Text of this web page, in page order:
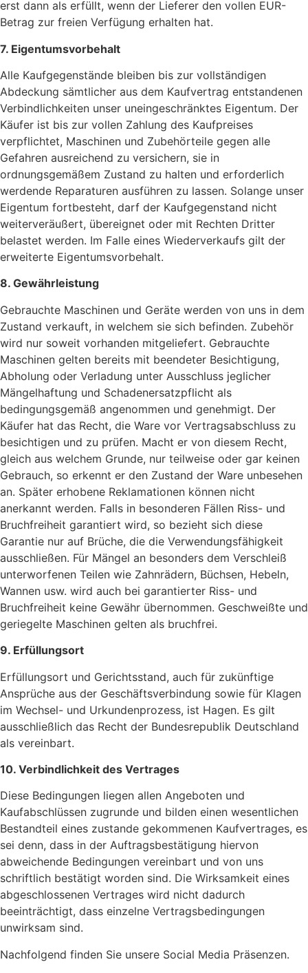
erst dann als erfüllt, wenn der Lieferer den vollen EUR-
Betrag zur freien Verfügung erhalten hat.
7. Eigentumsvorbehalt
Alle Kaufgegenstände bleiben bis zur vollständigen
Abdeckung sämtlicher aus dem Kaufvertrag entstandenen
Verbindlichkeiten unser uneingeschränktes Eigentum. Der
Käufer ist bis zur vollen Zahlung des Kaufpreises
verpflichtet, Maschinen und Zubehörteile gegen alle
Gefahren ausreichend zu versichern, sie in
ordnungsgemäßem Zustand zu halten und erforderlich
werdende Reparaturen ausführen zu lassen. Solange unser
Eigentum fortbesteht, darf der Kaufgegenstand nicht
weiterveräußert, übereignet oder mit Rechten Dritter
belastet werden. Im Falle eines Wiederverkaufs gilt der
erweiterte Eigentumsvorbehalt.
8. Gewährleistung
Gebrauchte Maschinen und Geräte werden von uns in dem
Zustand verkauft, in welchem sie sich befinden. Zubehör
wird nur soweit vorhanden mitgeliefert. Gebrauchte
Maschinen gelten bereits mit beendeter Besichtigung,
Abholung oder Verladung unter Ausschluss jeglicher
Mängelhaftung und Schadenersatzpflicht als
bedingungsgemäß angenommen und genehmigt. Der
Käufer hat das Recht, die Ware vor Vertragsabschluss zu
besichtigen und zu prüfen. Macht er von diesem Recht,
gleich aus welchem Grunde, nur teilweise oder gar keinen
Gebrauch, so erkennt er den Zustand der Ware unbesehen
an. Später erhobene Reklamationen können nicht
anerkannt werden. Falls in besonderen Fällen Riss- und
Bruchfreiheit garantiert wird, so bezieht sich diese
Garantie nur auf Brüche, die die Verwendungsfähigkeit
ausschließen. Für Mängel an besonders dem Verschleiß
unterworfenen Teilen wie Zahnrädern, Büchsen, Hebeln,
Wannen usw. wird auch bei garantierter Riss- und
Bruchfreiheit keine Gewähr übernommen. Geschweißte und
geriegelte Maschinen gelten als bruchfrei.
9. Erfüllungsort
Erfüllungsort und Gerichtsstand, auch für zukünftige
Ansprüche aus der Geschäftsverbindung sowie für Klagen
im Wechsel- und Urkundenprozess, ist Hagen. Es gilt
ausschließlich das Recht der Bundesrepublik Deutschland
als vereinbart.
10. Verbindlichkeit des Vertrages
Diese Bedingungen liegen allen Angeboten und
Kaufabschlüssen zugrunde und bilden einen wesentlichen
Bestandteil eines zustande gekommenen Kaufvertrages, es
sei denn, dass in der Auftragsbestätigung hiervon
abweichende Bedingungen vereinbart und von uns
schriftlich bestätigt worden sind. Die Wirksamkeit eines
abgeschlossenen Vertrages wird nicht dadurch
beeinträchtigt, dass einzelne Vertragsbedingungen
unwirksam sind.
Nachfolgend finden Sie unsere Social Media Präsenzen.